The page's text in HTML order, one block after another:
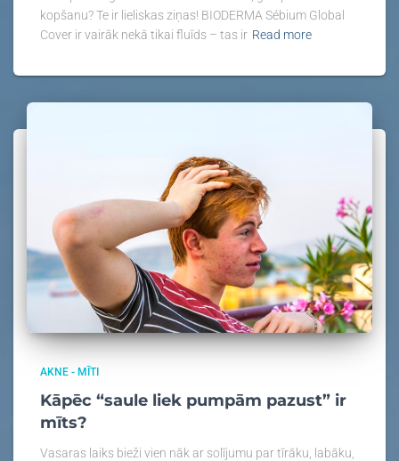
kopšanu? Te ir lieliskas ziņas! BIODERMA Sébium Global
Cover ir vairāk nekā tikai fluīds – tas ir Read more
AKNE - MĪTI
Kāpēc “saule liek pumpām pazust” ir
mīts?
Vasaras laiks bieži vien nāk ar solījumu par tīrāku, labāku,